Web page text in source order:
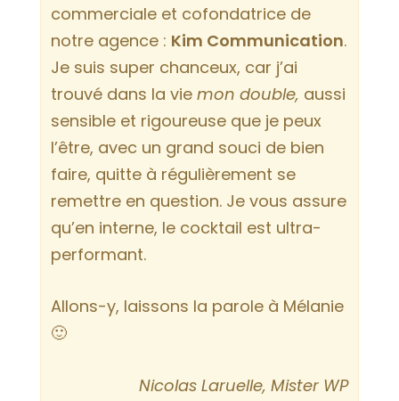
commerciale et cofondatrice de
notre agence : Kim Communication.
Je suis super chanceux, car j’ai
trouvé dans la vie mon double, aussi
sensible et rigoureuse que je peux
l’être, avec un grand souci de bien
faire, quitte à régulièrement se
remettre en question. Je vous assure
qu’en interne, le cocktail est ultra-
performant.
Allons-y, laissons la parole à Mélanie
🙂
Nicolas Laruelle, Mister WP